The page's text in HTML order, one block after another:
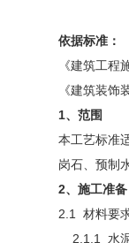
依据标准：
《建筑工程
《建筑装
1、范围
本工艺标准
岗石、预制
2、施工准备
2.1 材料要
2.1.1 水泥